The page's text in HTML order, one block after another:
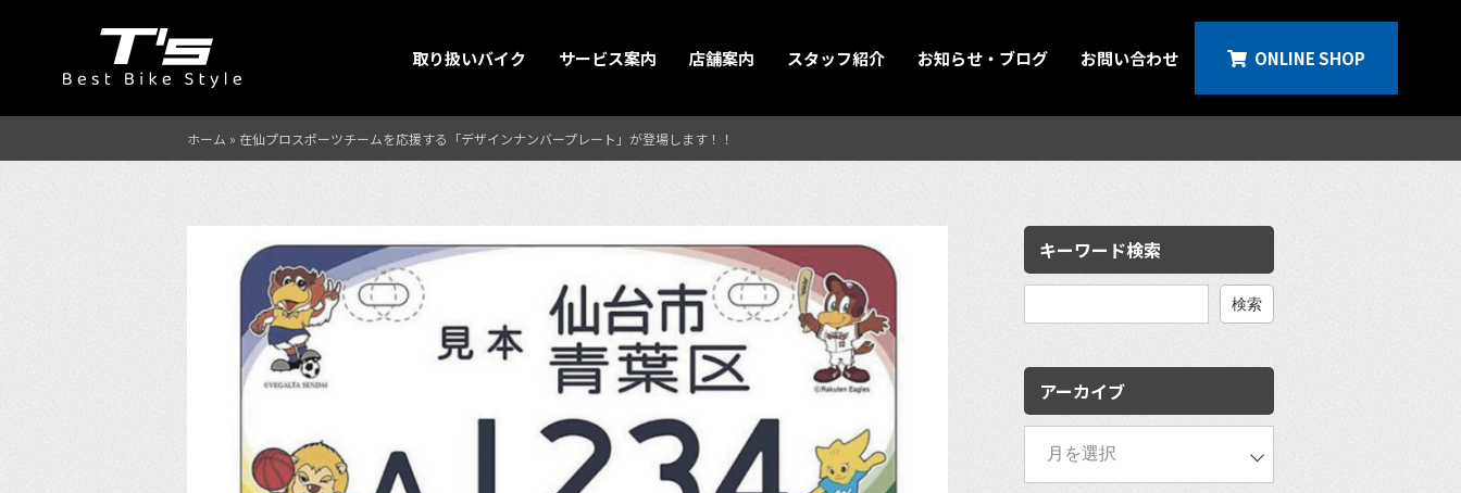
取り扱いバイク サービス案内 店舗案内 スタッフ紹介 お知らせ・ブログ お問い合わせ ONLINE SHOP
ホーム » 在仙プロスポーツチームを応援する「デザインナンバープレート」が登場します！！
キーワード検索
検
アーカイブ